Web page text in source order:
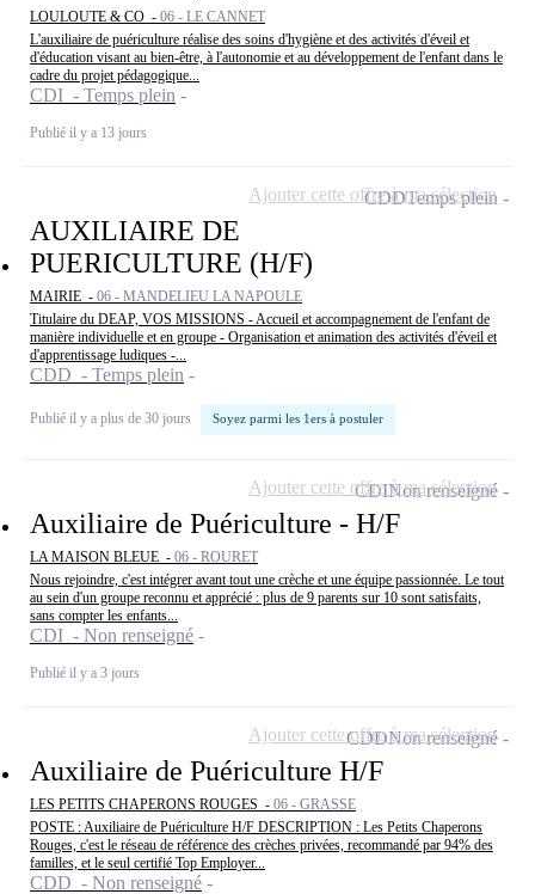
LOULOUTE & CO - 06 - LE CANNET
L'auxiliaire de puériculture réalise des soins d'hygiène et des activités d'éveil et
d'éducation visant au bien-être, à l'autonomie et au développement de l'enfant dans le
cadre du projet pédagogique...
CDI - Temps plein
Publié il y a 13 jours
AUXILIAIRE DE
PUERICULTURE (H/F)
MAIRIE - 06 - MANDELIEU LA NAPOULE
Titulaire du DEAP, VOS MISSIONS - Accueil et accompagnement de l'enfant de
manière individuelle et en groupe - Organisation et animation des activités d'éveil et
d'apprentissage ludiques -...
CDD - Temps plein
Publié il y a plus de 30 jours Soyez parmi les 1ers à postuler
CDDTemps plein
Ajouter cette offre à ma sélection
Auxiliaire de Puériculture - H/F
LA MAISON BLEUE - 06 - ROURET
Nous rejoindre, c'est intégrer avant tout une crèche et une équipe passionnée. Le tout
au sein d'un groupe reconnu et apprécié : plus de 9 parents sur 10 sont satisfaits,
sans compter les enfants...
CDI - Non renseigné
Publié il y a 3 jours
CDINon renseigné
Ajouter cette offre à ma sélection
Auxiliaire de Puériculture H/F
LES PETITS CHAPERONS ROUGES - 06 - GRASSE
POSTE : Auxiliaire de Puériculture H/F DESCRIPTION : Les Petits Chaperons
Rouges, c'est le réseau de référence des crèches privées, recommandé par 94% des
familles, et le seul certifié Top Employer...
CDD - Non renseigné
CDDNon renseigné
Ajouter cette offre à ma sélection